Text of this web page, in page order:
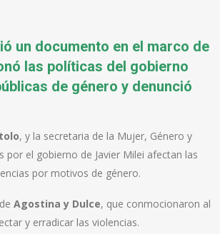
un documento en el marco de
las políticas del gobierno
de género y denunció
, y la secretaria de la Mujer, Género y
el gobierno de Javier Milei afectan las
por motivos de género.
Agostina y Dulce, que conmocionaron al
y erradicar las violencias.